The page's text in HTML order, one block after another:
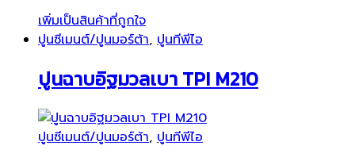
เพิ่มเป็นสินค้าที่ถูกใจ
ปูนซีเมนต์/ปูนมอร์ต้า, ปูนทีพีไอ
ปูนฉาบอิฐมวลเบา TPI M210
ปูนซีเมนต์/ปูนมอร์ต้า, ปูนทีพีไอ